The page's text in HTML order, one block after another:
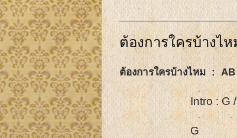
ต้องการใครบ้างไ
ต้องการใครบ้างไหม : AB
Intro : G
G